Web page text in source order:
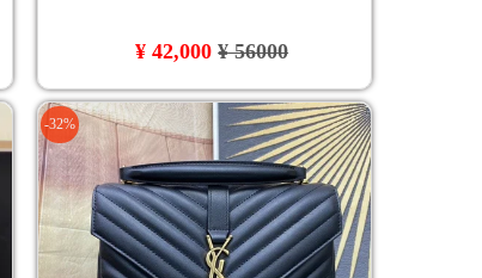
¥ 42,000¥ 56000
-32%